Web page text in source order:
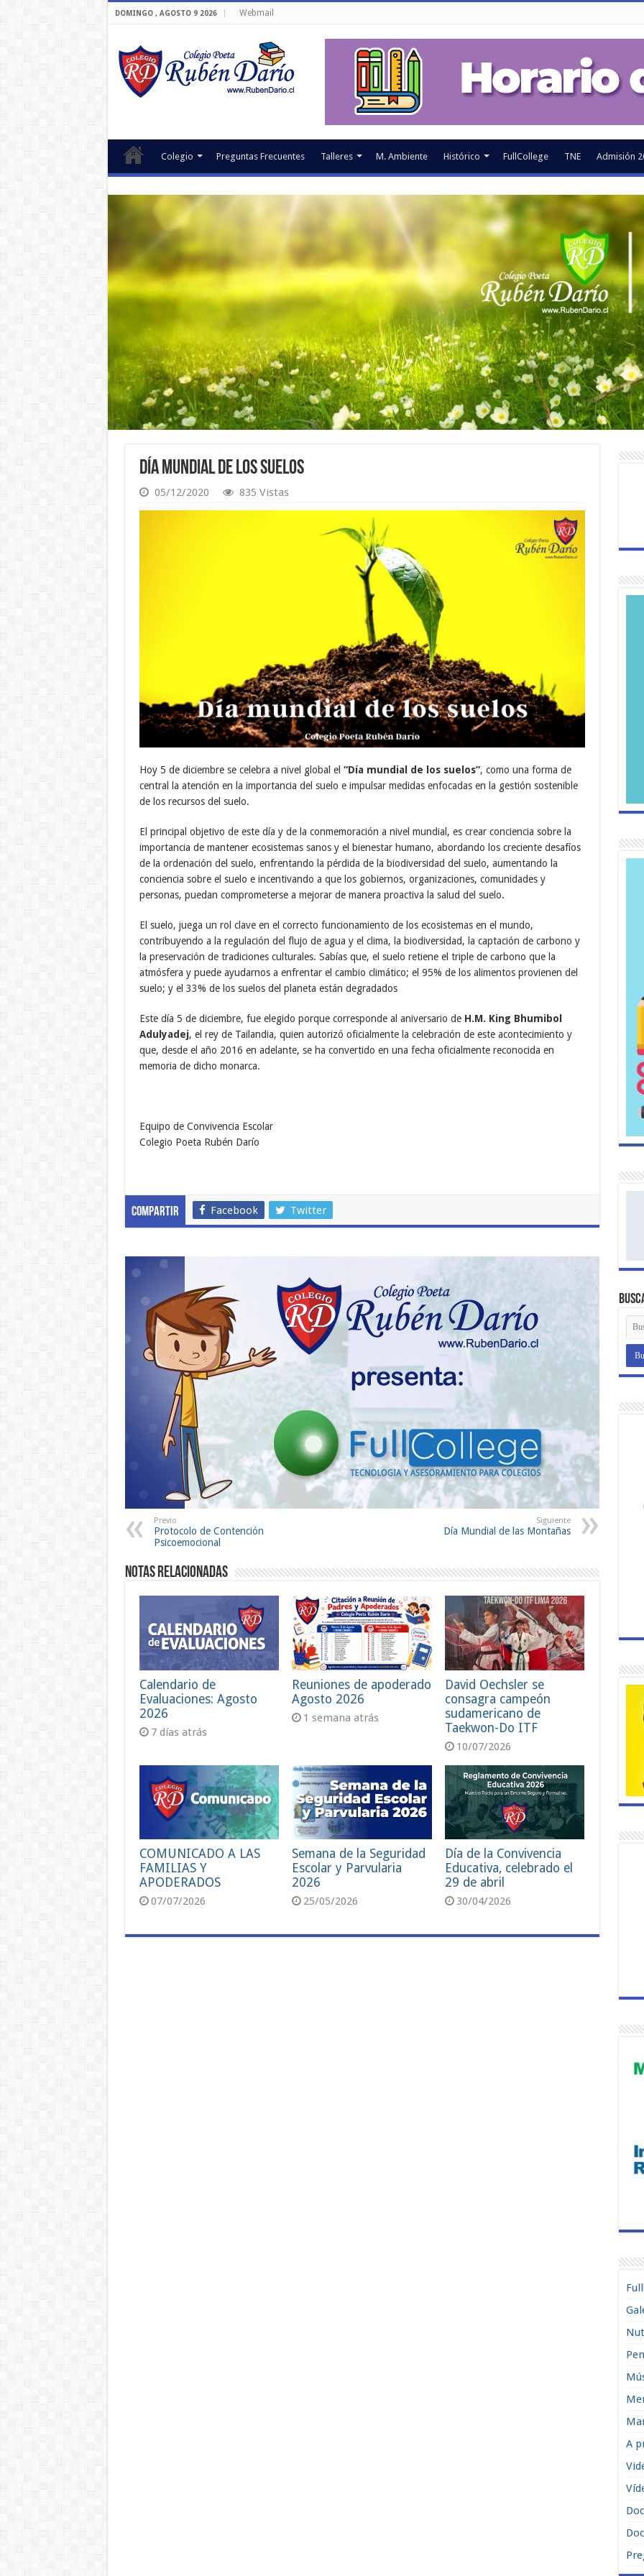
DOMINGO , AGOSTO 9 2026 Webmail
Colegio Preguntas Frecuentes Talleres M. Ambiente Histórico FullCollege TNE Admisión
Día Mundial de los Suelos
05/12/2020 835 Vistas
Hoy 5 de diciembre se celebra a nivel global el “Día mundial de los suelos”, como una forma de
central la atención en la importancia del suelo e impulsar medidas enfocadas en la gestión sostenible
de los recursos del suelo.
El principal objetivo de este día y de la conmemoración a nivel mundial, es crear conciencia sobre la
importancia de mantener ecosistemas sanos y el bienestar humano, abordando los creciente desafíos
de la ordenación del suelo, enfrentando la pérdida de la biodiversidad del suelo, aumentando la
conciencia sobre el suelo e incentivando a que los gobiernos, organizaciones, comunidades y
personas, puedan comprometerse a mejorar de manera proactiva la salud del suelo.
El suelo, juega un rol clave en el correcto funcionamiento de los ecosistemas en el mundo,
contribuyendo a la regulación del flujo de agua y el clima, la biodiversidad, la captación de carbono y
la preservación de tradiciones culturales. Sabías que, el suelo retiene el triple de carbono que la
atmósfera y puede ayudarnos a enfrentar el cambio climático; el 95% de los alimentos provienen del
suelo; y el 33% de los suelos del planeta están degradados
Este día 5 de diciembre, fue elegido porque corresponde al aniversario de H.M. King Bhumibol
Adulyadej, el rey de Tailandia, quien autorizó oficialmente la celebración de este acontecimiento y
que, desde el año 2016 en adelante, se ha convertido en una fecha oficialmente reconocida en
memoria de dicho monarca.
Equipo de Convivencia Escolar
Colegio Poeta Rubén Darío
Compartir Facebook Twitter
Previo
Protocolo de Contención
Psicoemocional
Siguiente
Día Mundial de las Montañas
Notas Relacionadas
Calendario de
Evaluaciones: Agosto
2026
7 días atrás
Reuniones de apoderado
Agosto 2026
1 semana atrás
David Oechsler se
consagra campeón
sudamericano de
Taekwon-Do ITF
10/07/2026
COMUNICADO A LAS
FAMILIAS Y
APODERADOS
07/07/2026
Semana de la Seguridad
Escolar y Parvularia
2026
25/05/2026
Día de la Convivencia
Educativa, celebrado el
29 de abril
30/04/2026
A